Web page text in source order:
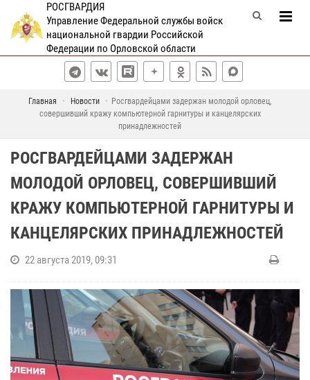
РОСГВАРДИЯ
Управление Федеральной службы войск
национальной гвардии Российской
Федерации по Орловской области
Главная Новости
Росгвардейцами задержан молодой орловец,
совершивший кражу компьютерной гарнитуры и канцелярских
принадлежностей
РОСГВАРДЕЙЦАМИ ЗАДЕРЖАН
МОЛОДОЙ ОРЛОВЕЦ, СОВЕРШИВШИЙ
КРАЖУ КОМПЬЮТЕРНОЙ ГАРНИТУРЫ И
КАНЦЕЛЯРСКИХ ПРИНАДЛЕЖНОСТЕЙ
22 августа 2019, 09:31